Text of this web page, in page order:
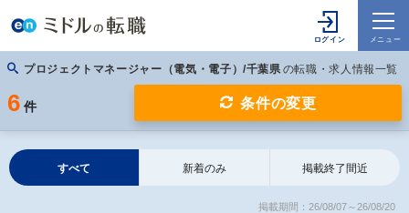
プロジェクトマネージャー（電気・電子）/千葉県 の転職・求人情報一覧
6 件 条件の変更
すべて 新着のみ 掲載終了間近
掲載期間：26/08/07～26/08/20